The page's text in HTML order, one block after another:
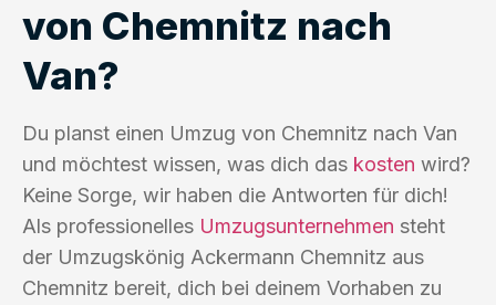
von Chemnitz nach
Van?
Du planst einen Umzug von Chemnitz nach Van
und möchtest wissen, was dich das kosten wird?
Keine Sorge, wir haben die Antworten für dich!
Als professionelles Umzugsunternehmen steht
der Umzugskönig Ackermann Chemnitz aus
Chemnitz bereit, dich bei deinem Vorhaben zu